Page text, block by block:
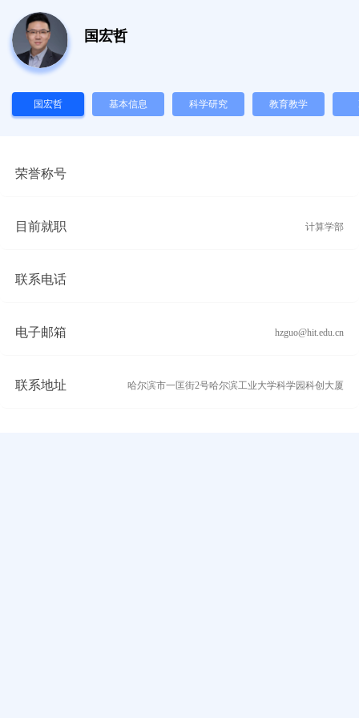
国宏哲
国宏哲 基本信息 科学研究 教育教学
荣誉称号
目前就职 计算学部
联系电话
电子邮箱 hzguo@hit.edu.cn
联系地址 哈尔滨市一匡街2号哈尔滨工业大学科学园科创大厦